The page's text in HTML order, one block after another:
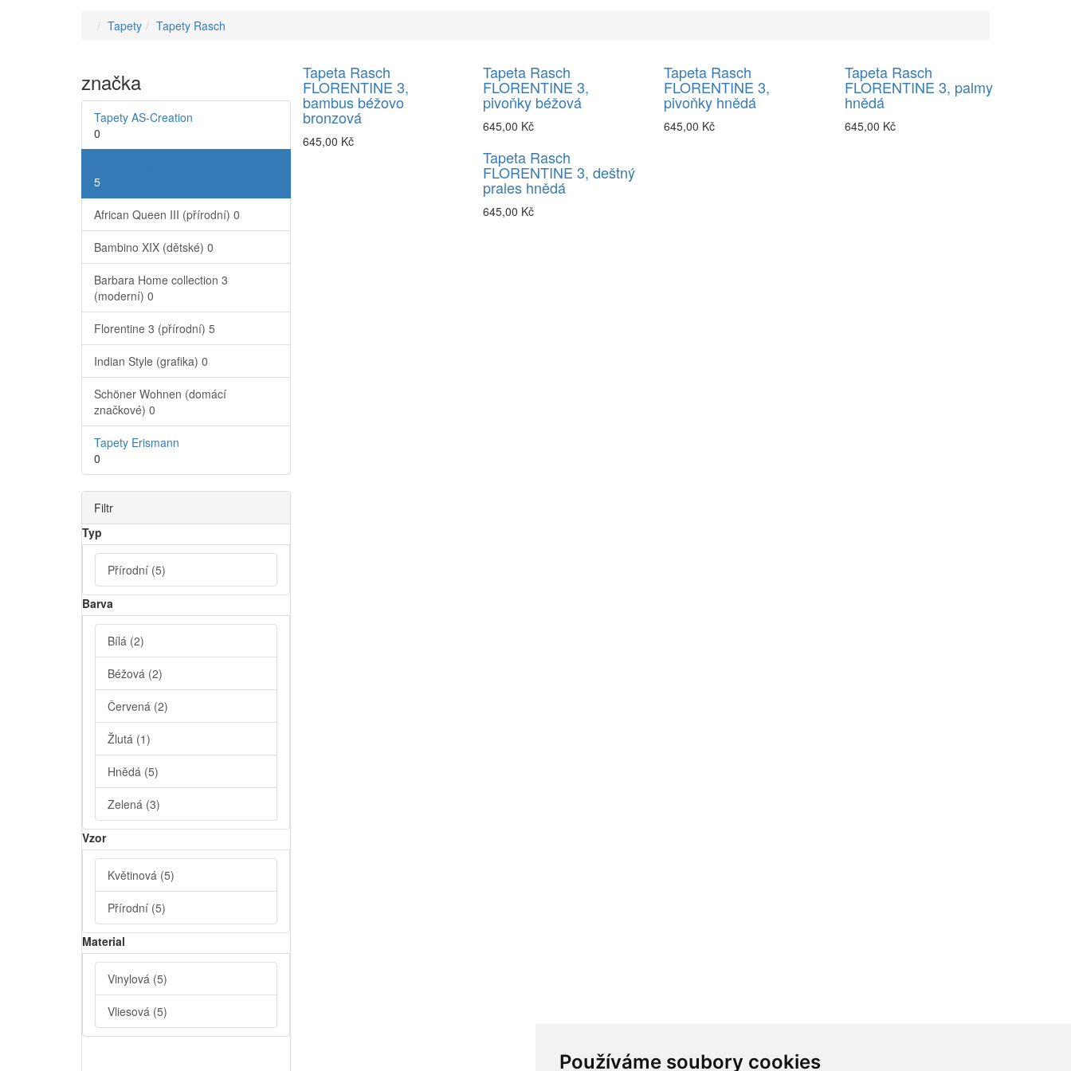
Používáme soubory cookies
Tapety Tapety Rasch
značka
Tapety AS-Creation
0
5
African Queen III (přírodní) 0
Bambino XIX (dětské) 0
Barbara Home collection 3
(moderní) 0
Florentine 3 (přírodní) 5
Indian Style (grafika) 0
Schöner Wohnen (domácí
značkové) 0
Tapety Erismann
0
Filtr
Typ
Přírodní (5)
Barva
Bílá (2)
Béžová (2)
Červená (2)
Žlutá (1)
Hnědá (5)
Zelená (3)
Vzor
Květinová (5)
Přírodní (5)
Material
Vinylová (5)
Vliesová (5)
Tapeta Rasch
FLORENTINE 3,
bambus béžovo
bronzová
645,00 Kč
Tapeta Rasch
FLORENTINE 3,
pivoňky béžová
645,00 Kč
Tapeta Rasch
FLORENTINE 3,
pivoňky hnědá
645,00 Kč
Tapeta Rasch
FLORENTINE 3, palmy
hnědá
645,00 Kč
Tapeta Rasch
FLORENTINE 3, deštný
prales hnědá
645,00 Kč